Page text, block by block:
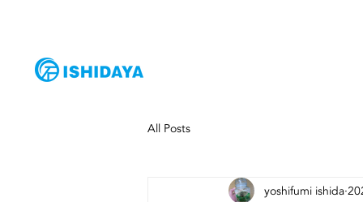
All Posts
yoshifumi ishida